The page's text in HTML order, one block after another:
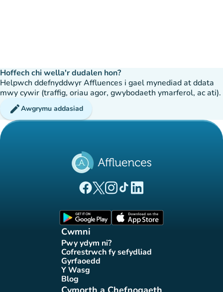
Hoffech chi wella'r dudalen hon?
Helpwch ddefnyddwyr Affluences i gael mynediad at ddata
mwy cywir (traffig, oriau agor, gwybodaeth ymarferol, ac ati).
editAwgrymu addasiad
(tab newydd)
(tab newydd)
(tab newydd)
(tab newydd)
(tab newydd)
Cwmni
Pwy ydym ni?
(tab newydd)
Cofrestrwch fy sefydliad
(tab newydd)
Gyrfaoedd(tab newydd)
Y Wasg(tab newydd)
Blog(tab newydd)